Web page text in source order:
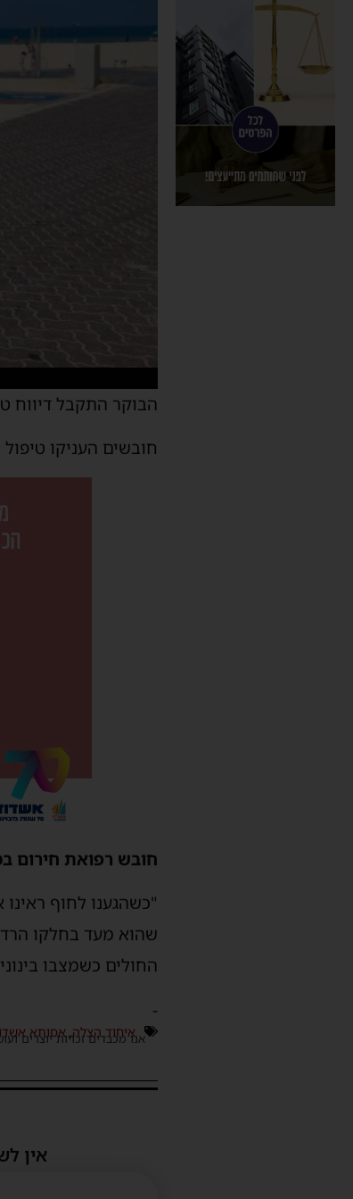
הבוקר התקבל דיווח
חובשים העניקו טיפול רפואי ראשוני לגבר כבן
חובש רפואת חירום
"כשהגענו לחוף
שהוא מעד בחלקו
החולים כשמצבו
-
איחוד הצלה, אסותא
אנו מכבדים זכויות יוצרים
אין